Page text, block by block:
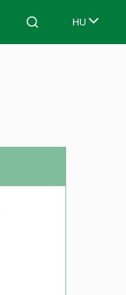
Search HU
Select